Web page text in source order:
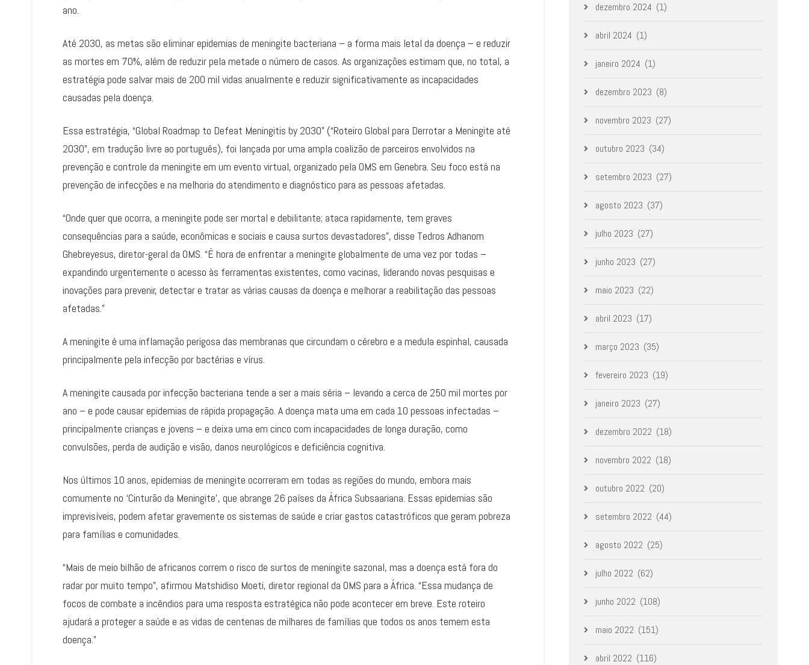
ano.
Até 2030, as metas são eliminar epidemias de meningite bacteriana – a forma mais letal da doença – e reduzir
as mortes em 70%, além de reduzir pela metade o número de casos. As organizações estimam que, no total, a
estratégia pode salvar mais de 200 mil vidas anualmente e reduzir significativamente as incapacidades
causadas pela doença.
Essa estratégia, “Global Roadmap to Defeat Meningitis by 2030” (“Roteiro Global para Derrotar a Meningite até
2030”, em tradução livre ao português), foi lançada por uma ampla coalizão de parceiros envolvidos na
prevenção e controle da meningite em um evento virtual, organizado pela OMS em Genebra. Seu foco está na
prevenção de infecções e na melhoria do atendimento e diagnóstico para as pessoas afetadas.
“Onde quer que ocorra, a meningite pode ser mortal e debilitante; ataca rapidamente, tem graves
consequências para a saúde, econômicas e sociais e causa surtos devastadores”, disse Tedros Adhanom
Ghebreyesus, diretor-geral da OMS. “É hora de enfrentar a meningite globalmente de uma vez por todas –
expandindo urgentemente o acesso às ferramentas existentes, como vacinas, liderando novas pesquisas e
inovações para prevenir, detectar e tratar as várias causas da doença e melhorar a reabilitação das pessoas
afetadas.”
A meningite é uma inflamação perigosa das membranas que circundam o cérebro e a medula espinhal, causada
principalmente pela infecção por bactérias e vírus.
A meningite causada por infecção bacteriana tende a ser a mais séria – levando a cerca de 250 mil mortes por
ano – e pode causar epidemias de rápida propagação. A doença mata uma em cada 10 pessoas infectadas –
principalmente crianças e jovens – e deixa uma em cinco com incapacidades de longa duração, como
convulsões, perda de audição e visão, danos neurológicos e deficiência cognitiva.
Nos últimos 10 anos, epidemias de meningite ocorreram em todas as regiões do mundo, embora mais
comumente no ‘Cinturão da Meningite’, que abrange 26 países da África Subsaariana. Essas epidemias são
imprevisíveis, podem afetar gravemente os sistemas de saúde e criar gastos catastróficos que geram pobreza
para famílias e comunidades.
“Mais de meio bilhão de africanos correm o risco de surtos de meningite sazonal, mas a doença está fora do
radar por muito tempo”, afirmou Matshidiso Moeti, diretor regional da OMS para a África. “Essa mudança de
focos de combate a incêndios para uma resposta estratégica não pode acontecer em breve. Este roteiro
ajudará a proteger a saúde e as vidas de centenas de milhares de famílias que todos os anos temem esta
doença.”
dezembro 2024 (1)
abril 2024 (1)
janeiro 2024 (1)
dezembro 2023 (8)
novembro 2023 (27)
outubro 2023 (34)
setembro 2023 (27)
agosto 2023 (37)
julho 2023 (27)
junho 2023 (27)
maio 2023 (22)
abril 2023 (17)
março 2023 (35)
fevereiro 2023 (19)
janeiro 2023 (27)
dezembro 2022 (18)
novembro 2022 (18)
outubro 2022 (20)
setembro 2022 (44)
agosto 2022 (25)
julho 2022 (62)
junho 2022 (108)
maio 2022 (151)
abril 2022 (116)